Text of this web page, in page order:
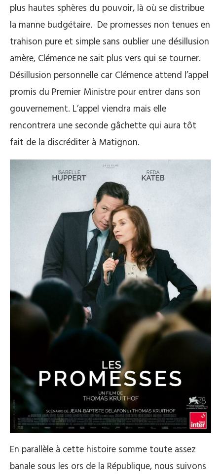
plus hautes sphères du pouvoir, là où se distribue
la manne budgétaire. De promesses non tenues en
trahison pure et simple sans oublier une désillusion
amère, Clémence ne sait plus vers qui se tourner.
Désillusion personnelle car Clémence attend l’appel
promis du Premier Ministre pour entrer dans son
gouvernement. L’appel viendra mais elle
rencontrera une seconde gâchette qui aura tôt
fait de la discréditer à Matignon.
En parallèle à cette histoire somme toute assez
banale sous les ors de la République, nous suivons